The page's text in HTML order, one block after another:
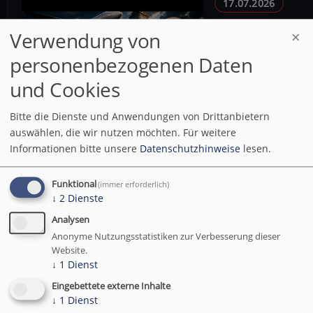
17.07.2026
Verrat an der
First: In der
Wochenschau“
Verwendung von
personenbezogenen Daten
und Cookies
Bitte die Dienste und Anwendungen von Drittanbietern
auswählen, die wir nutzen möchten. Für weitere
Informationen bitte unsere Datenschutzhinweise lesen.
Funktional(immer erforderlich)
↓ 2 Dienste
Analysen
Anonyme Nutzungsstatistiken zur Verbesserung dieser
Website.
↓ 1 Dienst
Eingebettete externe Inhalte
↓ 1 Dienst